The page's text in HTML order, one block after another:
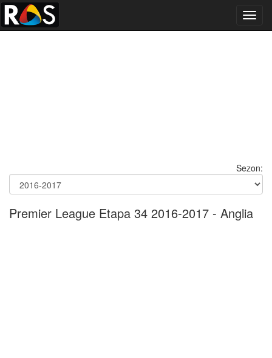
Sezon:
Premier League Etapa 34 2016-2017 - Anglia